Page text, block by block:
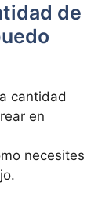
de
cantidad
en
necesites